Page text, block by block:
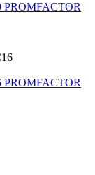
PROMFACTOR
PROMFACTOR